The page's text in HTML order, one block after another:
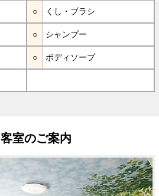
くし・ブラシ
シャンプー
ボディソープ
客室のご案内